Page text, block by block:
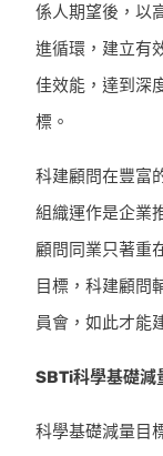
係人期望後，以
進循環，建立有
佳效能，達到深
標。
科建顧問在豐富
組織運作是企業
顧問同業只著重
目標，科建顧問
員會，如此才能
SBTi科學基礎減
科學基礎減量目